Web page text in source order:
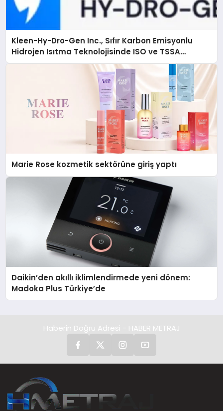
Kleen-Hy-Dro-Gen Inc., Sıfır Karbon Emisyonlu
Hidrojen Isıtma Teknolojisinde ISO ve TSSA
Düzenleyici Onaylarını Aldı
Marie Rose kozmetik sektörüne giriş yaptı
Daikin’den akıllı iklimlendirmede yeni dönem:
Madoka Plus Türkiye’de
Haberin Doğru Adresi - HABER METRAJ